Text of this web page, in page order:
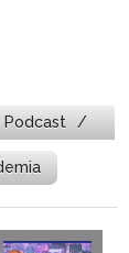
Podcast